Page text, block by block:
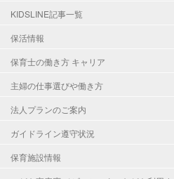
KIDSLINE記事一覧
保活情報
保育士の働き方 キャリア
主婦の仕事選びや働き方
法人プランのご案内
ガイドライン遵守状況
保育施設情報